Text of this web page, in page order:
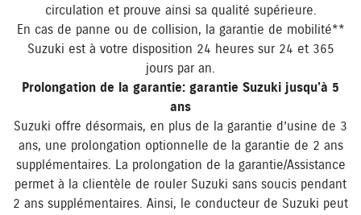
circulation et prouve ainsi sa qualité supérieure.
En cas de panne ou de collision, la garantie de mobilité**
Suzuki est à votre disposition 24 heures sur 24 et 365
jours par an.
Prolongation de la garantie: garantie Suzuki jusqu’à 5
ans
Suzuki offre désormais, en plus de la garantie d’usine de 3
ans, une prolongation optionnelle de la garantie de 2 ans
supplémentaires. La prolongation de la garantie/Assistance
permet à la clientèle de rouler Suzuki sans soucis pendant
2 ans supplémentaires. Ainsi, le conducteur de Suzuki peut